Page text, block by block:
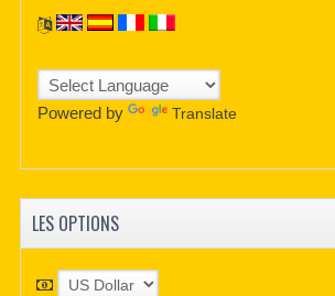
Powered by Translate
LES OPTIONS